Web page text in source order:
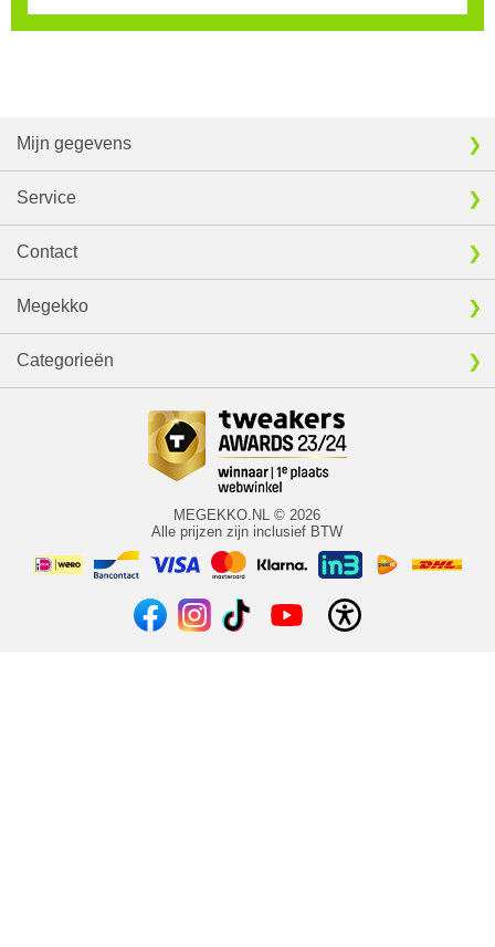
Mijn gegevens
Service
Contact
Megekko
Categorieën
MEGEKKO.NL © 2026
Alle prijzen zijn inclusief BTW